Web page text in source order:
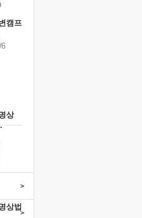
캠프
상
상법
>
>